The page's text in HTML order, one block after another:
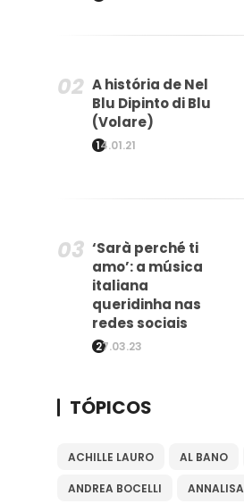
A história de Nel
Blu Dipinto di Blu
(Volare)
14.01.21
‘Sarà perché ti
amo’: a música
italiana
queridinha nas
redes sociais
27.03.23
TÓPICOS
ACHILLE LAURO AL BANO
ANDREA BOCELLI ANNALISA